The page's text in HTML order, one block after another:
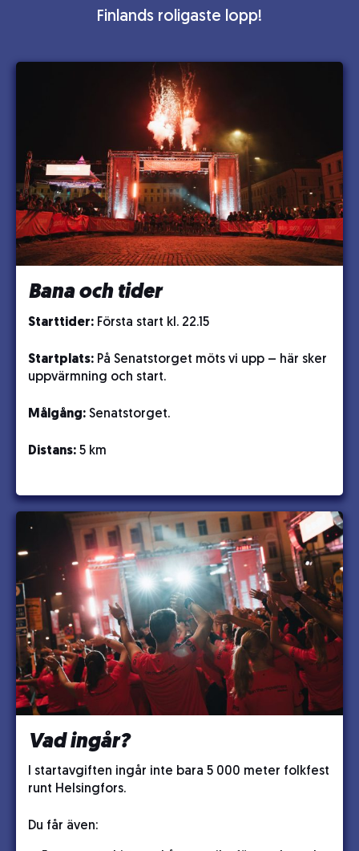
Finlands roligaste lopp!
Bana och tider
Starttider: Första start kl. 22.15
Startplats: På Senatstorget möts vi upp – här sker
uppvärmning och start.
Målgång: Senatstorget.
Distans: 5 km
Vad ingår?
I startavgiften ingår inte bara 5 000 meter folkfest
runt Helsingfors.
Du får även: